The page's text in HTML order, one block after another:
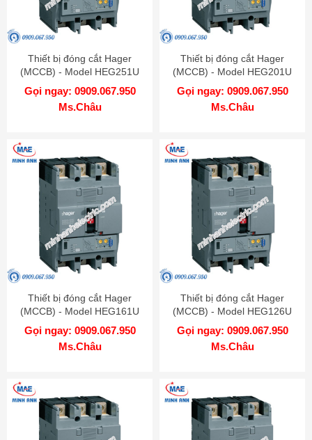
Thiết bị đóng cắt Hager
(MCCB) - Model HEG251U
Gọi ngay: 0909.067.950
Ms.Châu
Thiết bị đóng cắt Hager
(MCCB) - Model HEG201U
Gọi ngay: 0909.067.950
Ms.Châu
Thiết bị đóng cắt Hager
(MCCB) - Model HEG161U
Gọi ngay: 0909.067.950
Ms.Châu
Thiết bị đóng cắt Hager
(MCCB) - Model HEG126U
Gọi ngay: 0909.067.950
Ms.Châu